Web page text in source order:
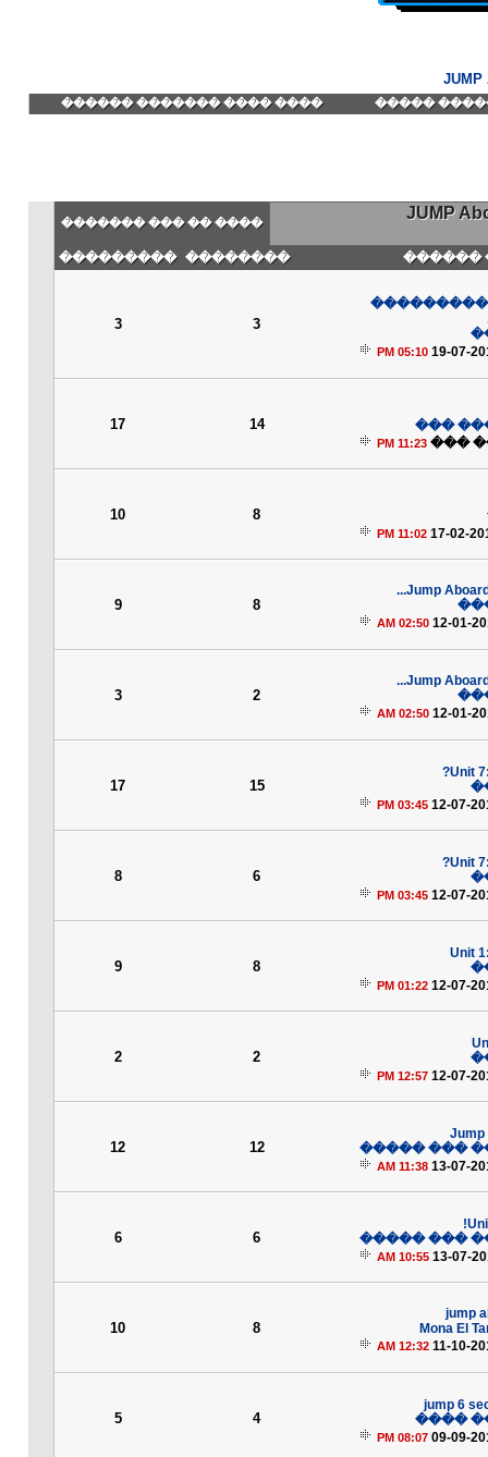
�������
���� ���� ������� ������
: JUMP
���� �� ��� �������
���
��������
���������
�����
19-07-
05:10 PM
3
3
�����
���
11:23 PM
14
17
17-02-
11:02 PM
8
10
Jump Aboard
12-01-
02:50 AM
8
9
Jump Aboard
12-01-
02:50 AM
2
3
Unit
12-07-
03:45 PM
15
17
Unit
12-07-
03:45 PM
6
8
Unit
12-07-
01:22 PM
8
9
12-07-
12:57 PM
2
2
Jump
���� ���
13-07-
11:38 AM
12
12
���� ���
13-07-
10:55 AM
6
6
jump
Mona El
11-10-
12:32 AM
8
10
jump 6
����
09-09-
08:07 PM
4
5